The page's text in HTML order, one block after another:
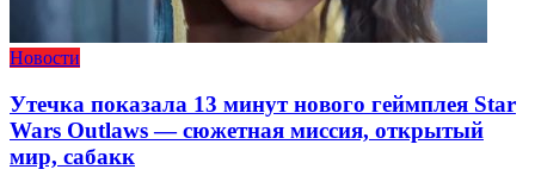
Новости
Утечка показала 13 минут нового геймплея Star
Wars Outlaws — сюжетная миссия, открытый
мир, сабакк